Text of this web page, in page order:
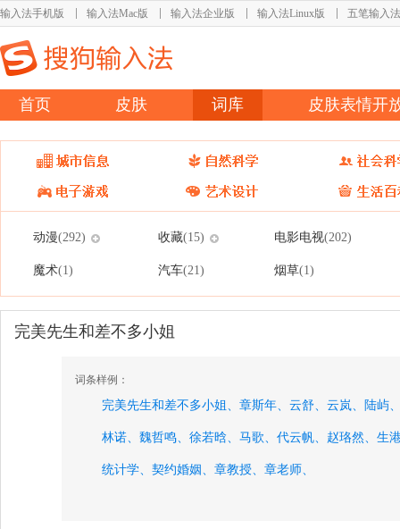
输入法手机版 输入法Mac版 输入法企业版 输入法Linux版 五笔输入法
首页 皮肤 词库 皮肤表情开
动漫(292) 收藏(15) 电影电视(202)
魔术(1) 汽车(21) 烟草(1)
完美先生和差不多小姐
词条样例：
完美先生和差不多小姐、 章斯年、 云舒、 云岚、 陆屿
林诺、 魏哲鸣、 徐若晗、 马歌、 代云帆、 赵珞然、 生
统计学、 契约婚姻、 章教授、 章老师、